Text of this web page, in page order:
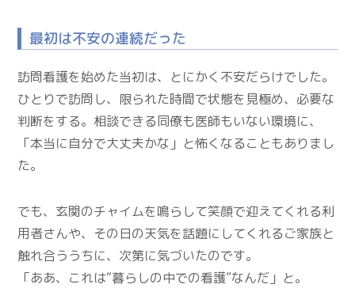
最初は不安の連続だった
訪問看護を始めた当初は、とにかく不安だらけでした。
ひとりで訪問し、限られた時間で状態を見極め、必要な
判断をする。相談できる同僚も医師もいない環境に、
「本当に自分で大丈夫かな」と怖くなることもありまし
た。
でも、玄関のチャイムを鳴らして笑顔で迎えてくれる利
用者さんや、その日の天気を話題にしてくれるご家族と
触れ合ううちに、次第に気づいたのです。
「ああ、これは“暮らしの中での看護”なんだ」と。